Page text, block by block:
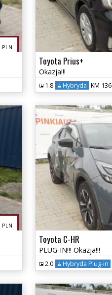
PLN
Toyota Prius+
Okazja!!!
1.8 Hybryda KM 136
PLN
Toyota C-HR
PLUG-IN!!! Okazja!!!
2.0 Hybryda Plug-in